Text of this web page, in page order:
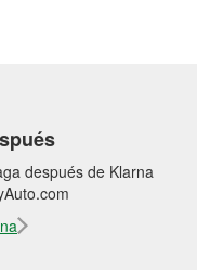
después de Klarna